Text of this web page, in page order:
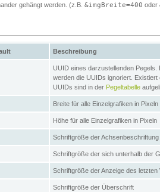
gehängt werden. (z.B. &imgBreite=400 oder
Beschreibung
UUID eines darzustellenden
werden die UUIDs ignoriert.
UUIDs sind in der Pegeltabelle
Breite für alle Einzelgrafiken in Pixeln
Höhe für alle Einzelgrafiken in Pixeln
Schriftgröße der
Schriftgröße der sich unterhalb der
Schriftgröße der Anzeige des letzten
Schriftgröße der Überschrift